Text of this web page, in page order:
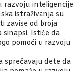
razvoju inteligencije
istraživanja su
zavise od broja
sinapsi. Ističe da
pomoći u razvoju
sprečavaju dete da